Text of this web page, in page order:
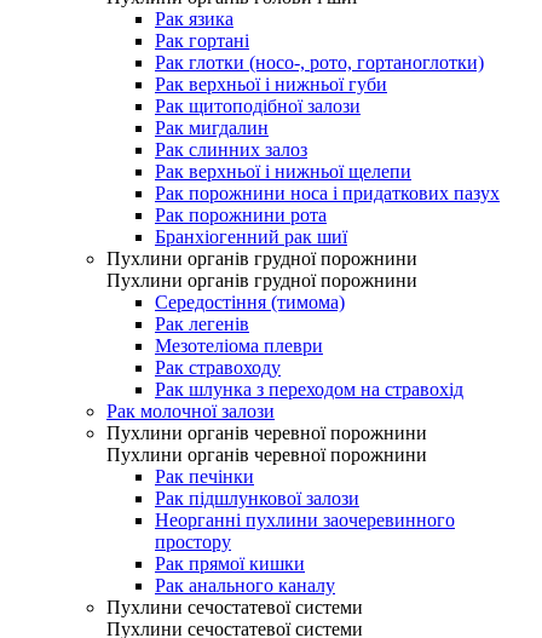
Рак язика
Рак гортані
Рак глотки (носо-, рото, гортаноглотки)
Рак верхньої і нижньої губи
Рак щитоподібної залози
Рак мигдалин
Рак слинних залоз
Рак верхньої і нижньої щелепи
Рак порожнини носа і придаткових пазух
Рак порожнини рота
Бранхіогенний рак шиї
Пухлини органів грудної порожнини
Пухлини органів грудної порожнини
Середостіння (тимома)
Рак легенів
Мезотеліома плеври
Рак стравоходу
Рак шлунка з переходом на стравохід
Рак молочної залози
Пухлини органів черевної порожнини
Пухлини органів черевної порожнини
Рак печінки
Рак підшлункової залози
Неорганні пухлини заочеревинного
простору
Рак прямої кишки
Рак анального каналу
Пухлини сечостатевої системи
Пухлини сечостатевої системи